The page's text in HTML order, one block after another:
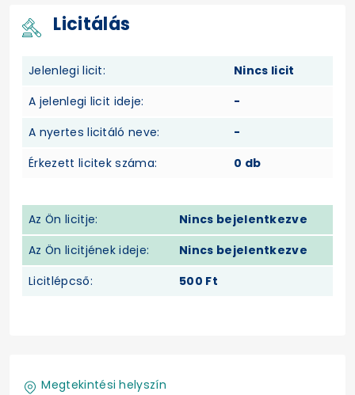
Licitálás
Jelenlegi licit:
Nincs licit
A jelenlegi licit ideje:
-
A nyertes licitáló neve:
-
Érkezett licitek száma:
0 db
Az Ön licitje:
Nincs bejelentkezve
Az Ön licitjének ideje:
Nincs bejelentkezve
Licitlépcső:
500 Ft
Megtekintési helyszín